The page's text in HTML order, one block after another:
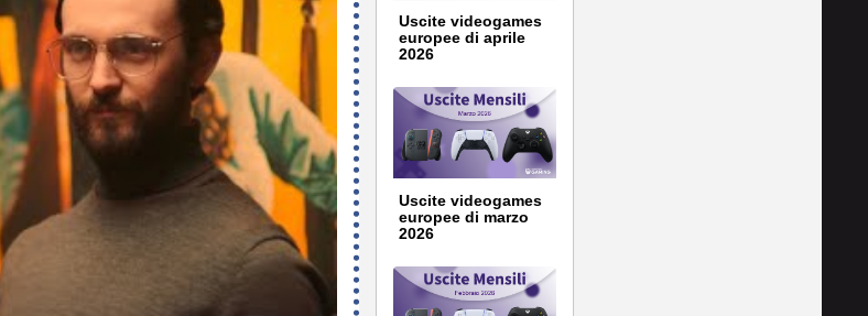
Uscite videogames
europee di aprile
2026
Uscite videogames
europee di marzo
2026